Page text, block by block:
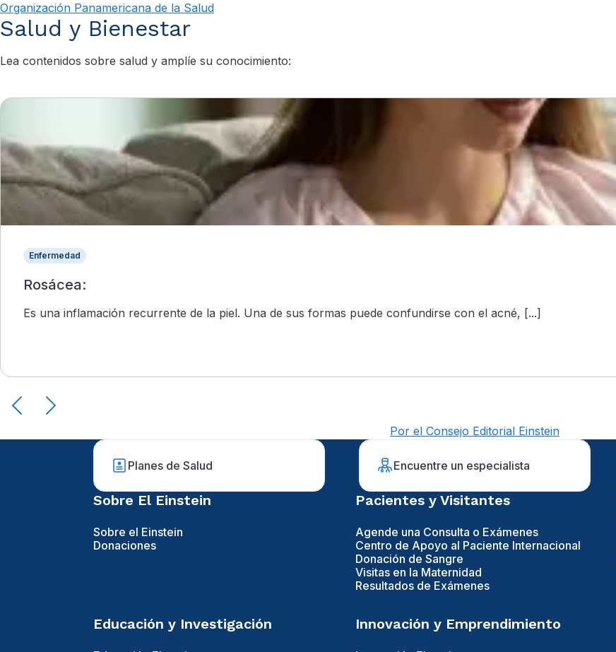
Organización Panamericana de la Salud
Salud y Bienestar
Lea contenidos sobre salud y amplíe su conocimiento:
Enfermedad
Rosácea:
Es una inflamación recurrente de la piel. Una de sus formas puede confundirse con el acné, [...]
Por el Consejo Editorial Einstein
Planes de Salud Encuentre un especialista
Sobre El Einstein
Sobre el Einstein
Donaciones
Pacientes y Visitantes
Agende una Consulta o Exámenes
Centro de Apoyo al Paciente Internacional
Donación de Sangre
Visitas en la Maternidad
Resultados de Exámenes
Educación y Investigación Innovación y Emprendimiento